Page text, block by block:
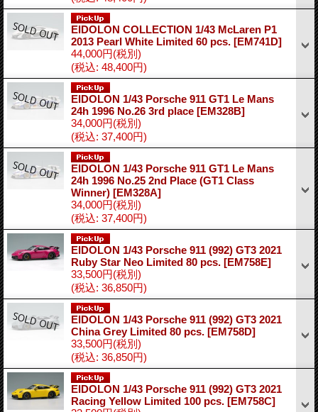
EIDOLON COLLECTION 1/43 McLaren P1
2013 Pearl White Limited 60 pcs. [EM741D]
44,000円(税別)
(税込: 48,400円)
EIDOLON 1/43 Porsche 911 GT1 Le Mans
24h 1996 No.26 3rd place [EM328B]
34,000円(税別)
(税込: 37,400円)
EIDOLON 1/43 Porsche 911 GT1 Le Mans
24h 1996 No.25 2nd Place (GT1 Class
Winner) [EM328A]
34,000円(税別)
(税込: 37,400円)
EIDOLON 1/43 Porsche 911 (992) GT3 2021
Ruby Star Neo Limited 80 pcs. [EM758E]
33,500円(税別)
(税込: 36,850円)
EIDOLON 1/43 Porsche 911 (992) GT3 2021
China Grey Limited 80 pcs. [EM758D]
33,500円(税別)
(税込: 36,850円)
EIDOLON 1/43 Porsche 911 (992) GT3 2021
Racing Yellow Limited 100 pcs. [EM758C]